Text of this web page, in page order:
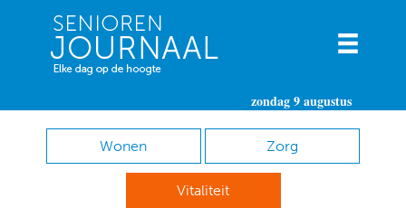
zondag 9 augustus
Wonen Zorg
Vitaliteit